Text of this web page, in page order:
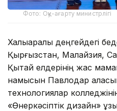
Фото: Оқу-ағарту министрлігі
Халықаралық деңгейдегі
Қырғызстан, Малайзия,
Қытай елдерінің жас
намысын Павлодар
технологиялар
«Өнеркәсіптік дизайн»